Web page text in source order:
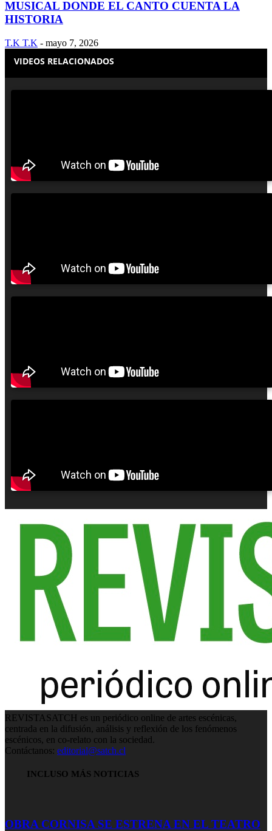
MUSICAL DONDE EL CANTO CUENTA LA
HISTORIA
T.K T.K - mayo 7, 2026
VIDEOS RELACIONADOS
REVISTASATCH es un periódico online de artes escénicas,
centrada en la difusión, análisis y reflexión de los fenómenos
escénicos, en co-relato con la sociedad.
Contáctanos: editorial@satch.cl
INCLUSO MÁS NOTICIAS
OBRA CORNISA SE ESTRENA EN EL TEATRO